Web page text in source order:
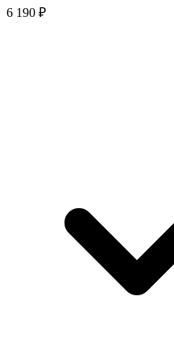
6 190 ₽